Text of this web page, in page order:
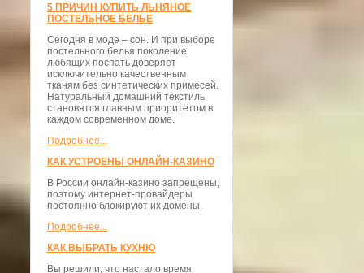
5 ПРИЧИН КУПИТЬ ЛЬНЯНОЕ
ПОСТЕЛЬНОЕ БЕЛЬЕ
Сегодня в моде – сон. И при выборе
постельного белья поколение
любящих поспать доверяет
исключительно качественным
тканям без синтетических примесей.
Натуральный домашний текстиль
становятся главным приоритетом в
каждом современном доме.
Подробнее...
КАК УСТРОЕНЫ ОНЛАЙН-КАЗИНО
В России онлайн-казино запрещены,
поэтому интернет-провайдеры
постоянно блокируют их домены.
Подробнее...
КАК ВЫБРАТЬ КУХНЮ
Вы решили, что настало время